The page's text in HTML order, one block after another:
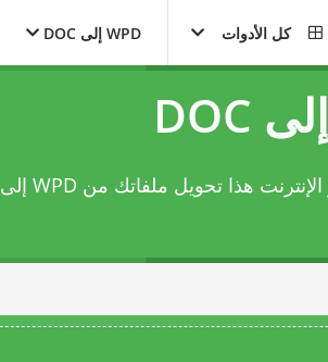
كل الأدوات WPD إلى DOC
يتيح لك محوّل document عبر الإنترنت هذا تحويل ملفاتك من WPD إلى